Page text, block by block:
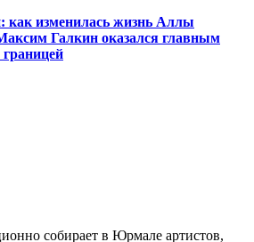
как изменилась жизнь Аллы
Галкин оказался главным
собирает в Юрмале артистов,